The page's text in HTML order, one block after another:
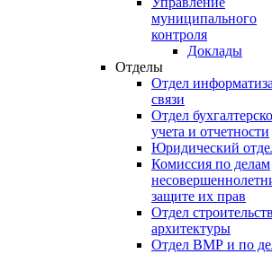
муниципального
контроля
Доклады
Отделы
Отдел
связи
Отдел
учета и отчетности
Юридический
Комиссия по делам
защите их прав
Отдел
архитектуры
Отдел ВМР и по